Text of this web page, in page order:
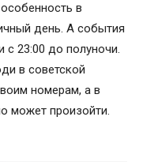
в
день. А события
с 23:00 до полуночи.
в советской
номерам, а в
может произойти.